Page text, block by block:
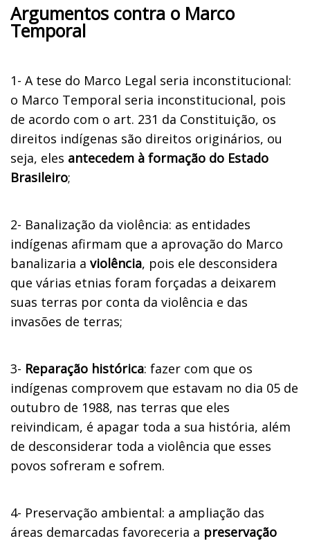
Argumentos contra o Marco
Temporal
1- A tese do Marco Legal seria inconstitucional:
o Marco Temporal seria inconstitucional, pois
de acordo com o art. 231 da Constituição, os
direitos indígenas são direitos originários, ou
seja, eles antecedem à formação do Estado
Brasileiro;
2- Banalização da violência: as entidades
indígenas afirmam que a aprovação do Marco
banalizaria a violência, pois ele desconsidera
que várias etnias foram forçadas a deixarem
suas terras por conta da violência e das
invasões de terras;
3- Reparação histórica: fazer com que os
indígenas comprovem que estavam no dia 05 de
outubro de 1988, nas terras que eles
reivindicam, é apagar toda a sua história, além
de desconsiderar toda a violência que esses
povos sofreram e sofrem.
4- Preservação ambiental: a ampliação das
áreas demarcadas favoreceria a preservação